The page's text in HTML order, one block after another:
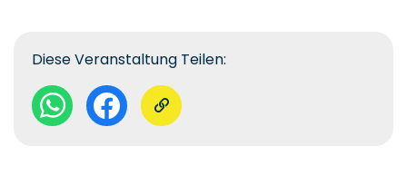
Diese Veranstaltung Teilen: